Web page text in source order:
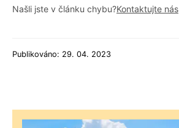
Našli jste v článku chybu?Kontaktujte nás
Publikováno: 29. 04. 2023